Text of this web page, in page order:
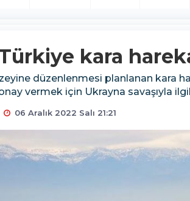
kara
düzenlenmesi planlanan kara
vermek için Ukrayna savaşıyla
06 Aralık 2022 Salı 21:21